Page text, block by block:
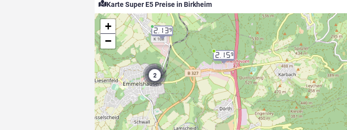
Karte Super E5 Preise in Birkheim
2.159
2.139
2
+
−